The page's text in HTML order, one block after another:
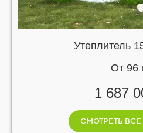
Утеплитель
От 96
1 687
СМОТРЕТЬ